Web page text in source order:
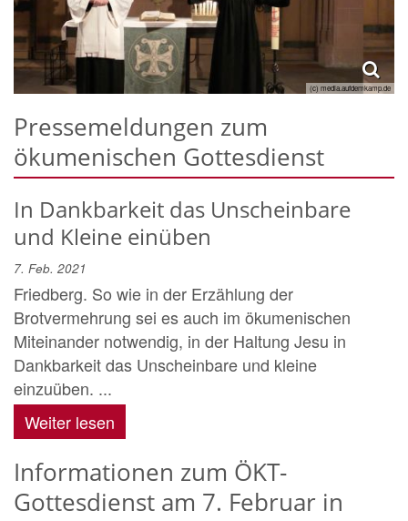
(c) media.aufdemkamp.de
Pressemeldungen zum
ökumenischen Gottesdienst
In Dankbarkeit das Unscheinbare
und Kleine einüben
7. Feb. 2021
Friedberg. So wie in der Erzählung der
Brotvermehrung sei es auch im ökumenischen
Miteinander notwendig, in der Haltung Jesu in
Dankbarkeit das Unscheinbare und kleine
einzuüben. ...
Weiter lesen
Informationen zum ÖKT-
Gottesdienst am 7. Februar in